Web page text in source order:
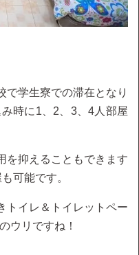
で学生寮での滞在となり
時に1、2、3、4人部屋
を抑えることもできます
可能です。
トイレ＆トイレットペー
ウリですね！